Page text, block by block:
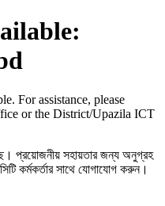
For assistance, please
or the District/Upazila ICT
প্রয়োজনীয় সহায়তার জন্য অনুগ্রহ
কর্মকর্তার সাথে যোগাযোগ করুন।